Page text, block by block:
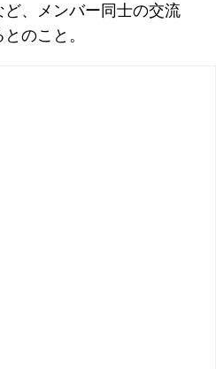
、メンバー同士の交流
のこと。